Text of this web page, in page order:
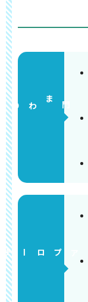
門まわり
アプローチ